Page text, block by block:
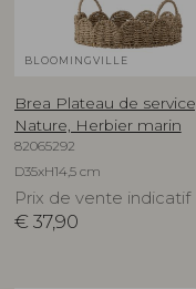
BLOOMINGVILLE
Brea Plateau de service,
Nature, Herbier marin
82065292
D35xH14,5 cm
Prix de vente indicatif
€ 37,90